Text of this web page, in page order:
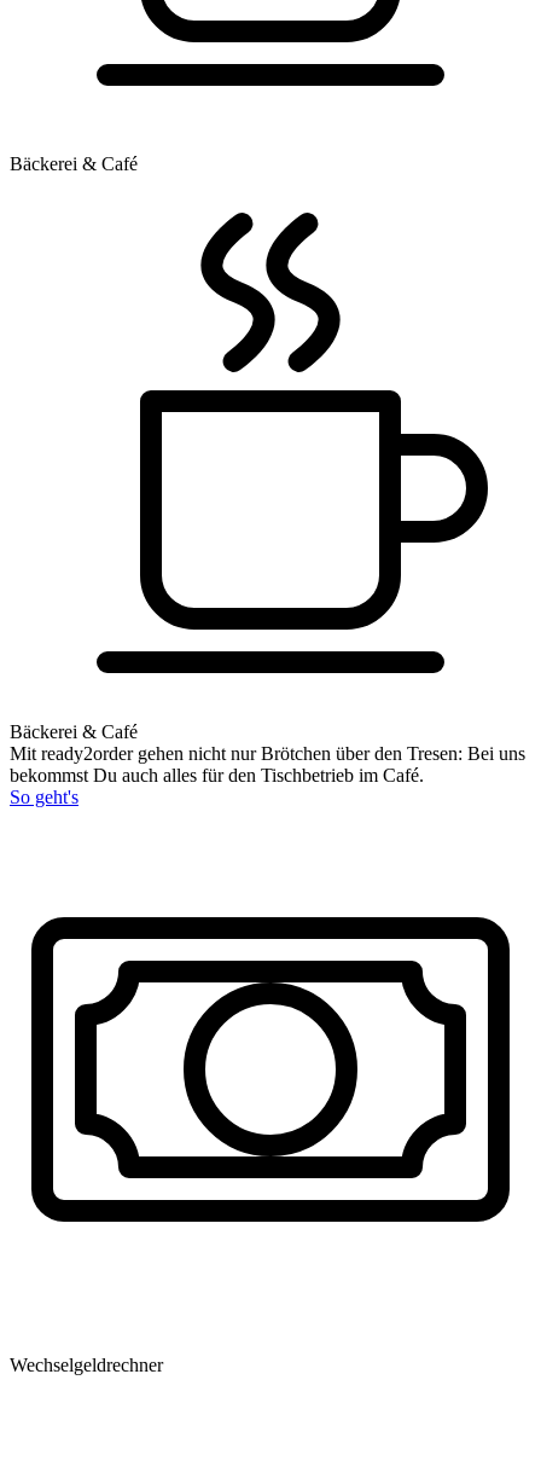
Bäckerei & Café
Bäckerei & Café
Mit ready2order gehen nicht nur Brötchen über den Tresen: Bei uns
bekommst Du auch alles für den Tischbetrieb im Café.
So geht's
Wechselgeldrechner